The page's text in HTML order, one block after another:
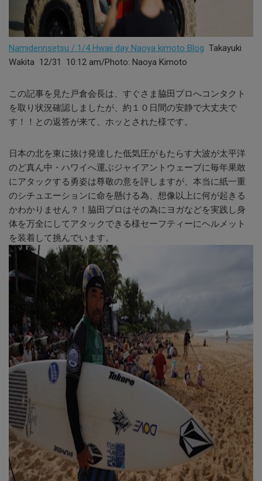
Namidennsetsu / 1/4 Hwaii day Naoya kimoto Blog Takayuki
Wakita 12/31 10:12 am/Photo: Naoya Kimoto
この記事を見た戸倉会長は、すぐさま脇田プロへコンタクト
を取り状況確認しましたが、約１０日間の安静で大丈夫で
す！！との返答が来て、ホッとされた様です。
日本の北を東に抜け発達した低気圧がもたらす大波が太平洋
のど真ん中・ハワイへ運ぶジャイアントウェーブに毎年果敢
にアタックする勇姿は尊敬の意を評しますが、本当に紙一重
のシチュエーションに命を懸ける為、想像以上に何が起きる
かわかりません？！脇田プロはその為にヨガなどを実践し身
体を万全にしてアタックできる様セーフティーにヘルメット
を装着して挑んでいます。